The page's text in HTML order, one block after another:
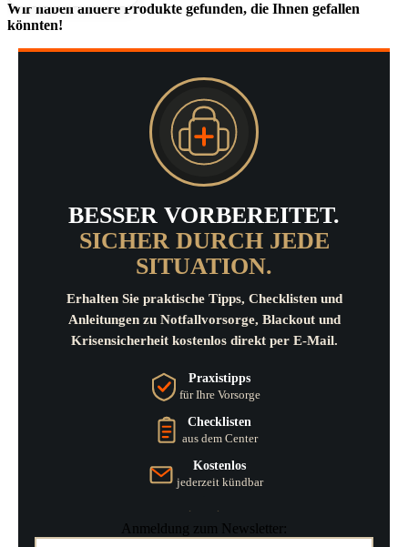
Wir haben andere Produkte gefunden, die Ihnen gefallen
könnten!
BESSER VORBEREITET.
SICHER DURCH JEDE
SITUATION.
Erhalten Sie praktische Tipps, Checklisten und
Anleitungen zu Notfallvorsorge, Blackout und
Krisensicherheit kostenlos direkt per E-Mail.
Praxistipps
für Ihre Vorsorge
Checklisten
aus dem Center
Kostenlos
jederzeit kündbar
Anmeldung zum Newsletter: